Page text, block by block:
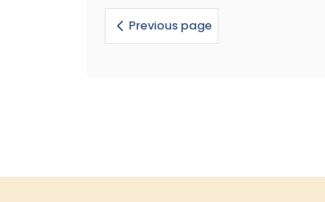
Previous page